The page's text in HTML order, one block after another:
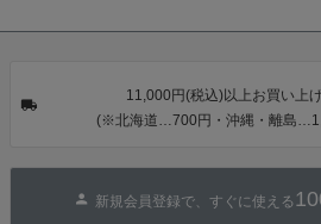
タン・夜の葉
カシュクール
ワンピース 簡
単着付け 大人
【メール便不
11,000円(税込)以上お買い上
(※北海道…700円・沖縄・離島
新規会員登録で、すぐに使える